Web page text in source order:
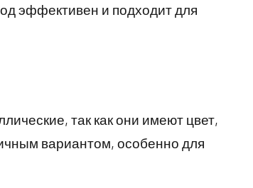
эффективен и подходит для
так как они имеют цвет,
вариантом, особенно для